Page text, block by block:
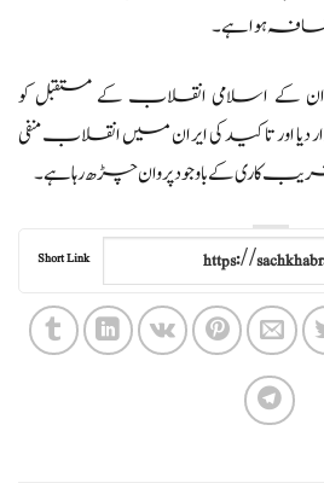
ہوا ہے۔
کے اسلامی انقلاب کے مستقبل کو
اور تاکید کی ایران میں انقلاب منفی
کاری کے باوجود پروان چڑھ رہا ہے۔
Short Link